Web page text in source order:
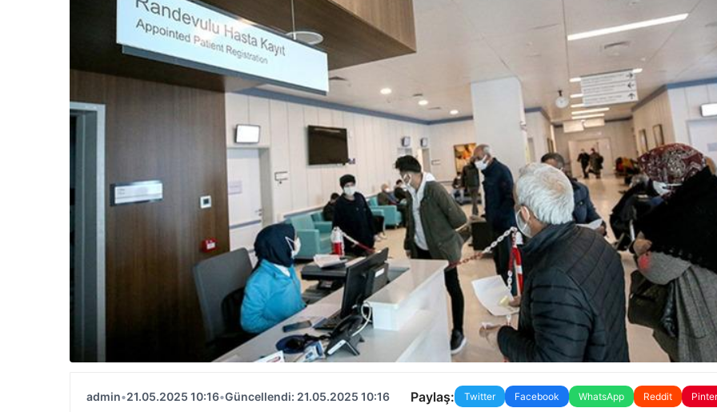
admin•21.05.2025 10:16•Güncellendi: 21.05.2025 10:16 Paylaş: Twitter Facebook WhatsApp Reddit